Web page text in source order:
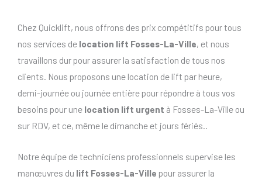
Chez Quicklift, nous offrons des prix compétitifs pour tous
nos services de location lift Fosses-La-Ville, et nous
travaillons dur pour assurer la satisfaction de tous nos
clients. Nous proposons une location de lift par heure,
demi-journée ou journée entière pour répondre à tous vos
besoins pour une location lift urgent à Fosses-La-Ville ou
sur RDV, et ce, même le dimanche et jours fériés..
Notre équipe de techniciens professionnels supervise les
manœuvres du lift Fosses-La-Ville pour assurer la